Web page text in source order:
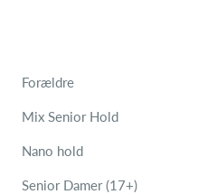
Forældre
Mix Senior Hold
Nano hold
Senior Damer (17+)